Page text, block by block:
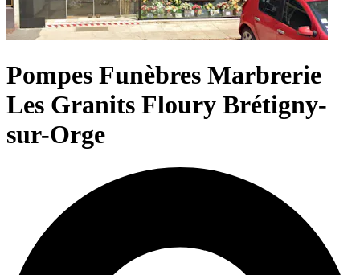
Pompes Funèbres Marbrerie
Les Granits Floury Brétigny-
sur-Orge